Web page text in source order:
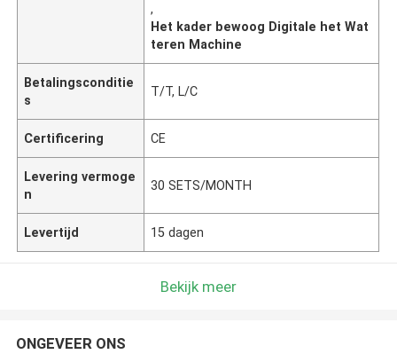
,
Het kader bewoog Digitale het Wat
teren Machine
Betalingsconditie
s
T/T, L/C
Certificering CE
Levering vermoge
n
30 SETS/MONTH
Levertijd 15 dagen
Bekijk meer
ONGEVEER ONS